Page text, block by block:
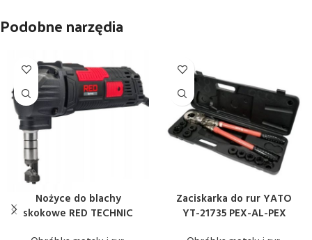
Podobne narzędia
Nożyce do blachy
skokowe RED TECHNIC
Zaciskarka do rur YATO
YT-21735 PEX-AL-PEX